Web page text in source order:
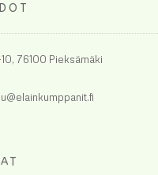
76100 Pieksämäki